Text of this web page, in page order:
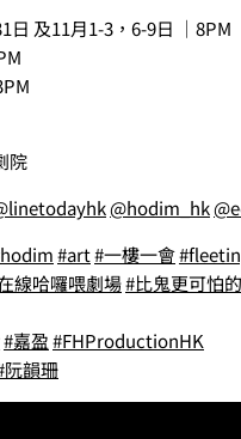
日 及11月1-3，6-9日 ｜8PM
院
@hodim_hk
#art#一樓一會
線哈囉喂劇場#比鬼更可怕
#嘉盈#FHProductionHK
阮韻珊